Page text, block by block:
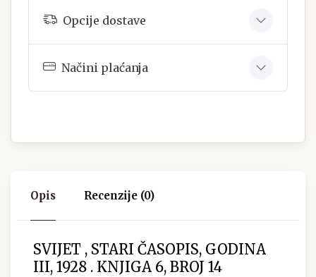
Opcije dostave
Načini plaćanja
Opis Recenzije (0)
SVIJET , STARI ČASOPIS, GODINA
III, 1928 . KNJIGA 6, BROJ 14